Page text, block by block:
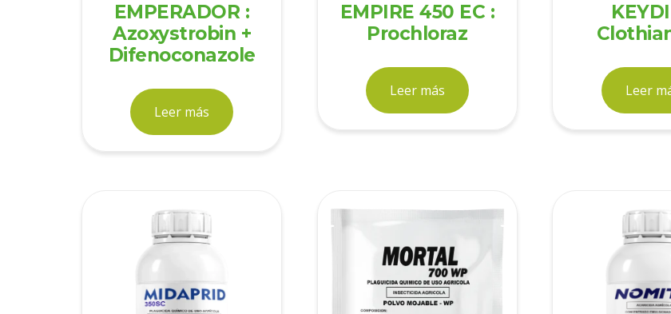
EMPERADOR :
Azoxystrobin +
Difenoconazole
Leer más
EMPIRE 450 EC :
Prochloraz
Leer más Leer